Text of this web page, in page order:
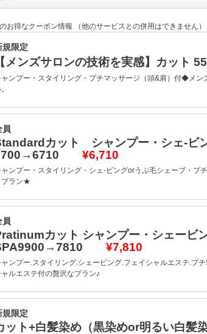
お得なクーポン情報 （他のサービスとの併用はできません）
規限定
メンズサロンの技術を実感】カッ
ンプー・スタイリング・プチマッサージ（頭&肩）付◆メ
員
カット シャンプー・シェ-ビ
¥6,710
ンプー・スタイリング・シェ-ビングorうぶ毛シェーブ・プ
プラン★
員
カット シャンプー・シェービ
¥7,810
ンプー.スタイリング.シェービング.フェイシャルエステ.プ
ルエステ付の贅沢なプラン♪
規限定
ット+白髪染め（黒染めor明るい白髪